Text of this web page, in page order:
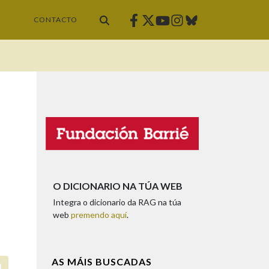
CONTACTO Facebook
Twitter
Youtube
Instagram
Bluesky
O DICIONARIO NA TÚA WEB
Integra o dicionario da RAG na túa
web premendo aquí.
AS MÁIS BUSCADAS